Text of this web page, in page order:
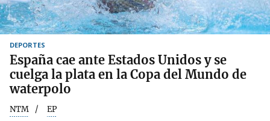
DEPORTES
España cae ante Estados Unidos y se
cuelga la plata en la Copa del Mundo de
waterpolo
NTM EP